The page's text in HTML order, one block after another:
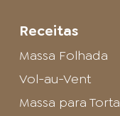
Receitas
Massa Folhada
Vol-au-Vent
Massa para Torta